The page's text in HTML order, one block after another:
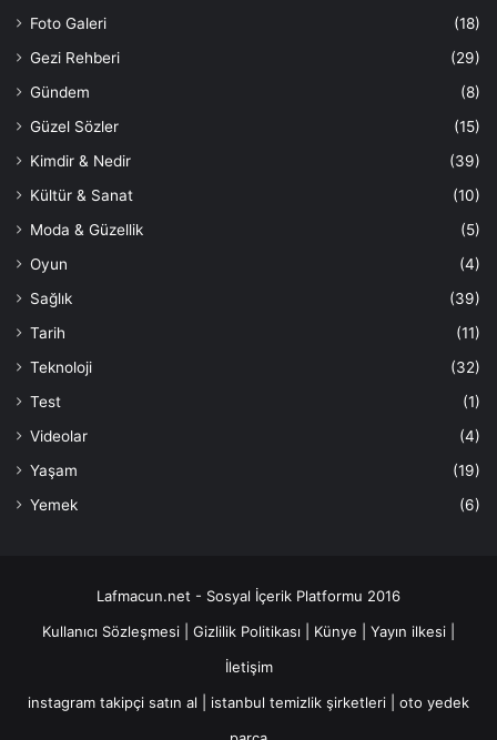
Foto Galeri
(18)
Gezi Rehberi
(29)
Gündem
(8)
Güzel Sözler
(15)
Kimdir & Nedir
(39)
Kültür & Sanat
(10)
Moda & Güzellik
(5)
Oyun
(4)
Sağlık
(39)
Tarih
(11)
Teknoloji
(32)
Test
(1)
Videolar
(4)
Yaşam
(19)
Yemek
(6)
Lafmacun.net - Sosyal İçerik Platformu 2016
Kullanıcı Sözleşmesi
Gizlilik Politikası Künye Yayın ilkesi
İletişim
instagram takipçi satın al
istanbul temizlik şirketleri
oto yedek